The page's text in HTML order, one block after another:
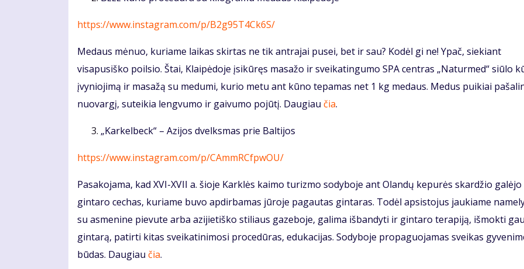
https://www.instagram.com/p/B2g95T4Ck6S/
Medaus mėnuo, kuriame laikas skirtas ne tik antrajai pusei, bet ir sau? Kodėl gi ne! Ypač, siekiant
visapusiško poilsio. Štai, Klaipėdoje įsikūręs masažo ir sveikatingumo SPA centras „Naturmed“ siūlo
įvyniojimą ir masažą su medumi, kurio metu ant kūno tepamas net 1 kg medaus. Medus puikiai
nuovargį, suteikia lengvumo ir gaivumo pojūtį. Daugiau čia.
„Karkelbeck“ – Azijos dvelksmas prie Baltijos
https://www.instagram.com/p/CAmmRCfpwOU/
Pasakojama, kad XVI-XVII a. šioje Karklės kaimo turizmo sodyboje ant Olandų kepurės skardžio
gintaro cechas, kuriame buvo apdirbamas jūroje pagautas gintaras. Todėl apsistojus jaukiame
su asmenine pievute arba azijietiško stiliaus gazeboje, galima išbandyti ir gintaro terapiją, išmokti
gintarą, patirti kitas sveikatinimosi procedūras, edukacijas. Sodyboje propaguojamas sveikas
būdas. Daugiau čia.